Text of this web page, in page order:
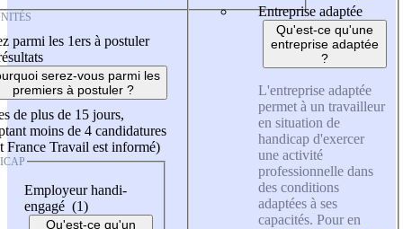
parmi les 1ers à postuler
serez-vous parmi les
premiers à postuler ?
de plus de 15 jours,
moins de 4 candidatures
France Travail est informé)
Employeur handi-
engagé (1)
Qu'est-ce qu'un
Entreprise adaptée
Qu'est-ce qu'une
entreprise adaptée
?
L'entreprise adaptée
permet à un travailleur
en situation de
handicap d'exercer
une activité
professionnelle dans
des conditions
adaptées à ses
capacités. Pour en